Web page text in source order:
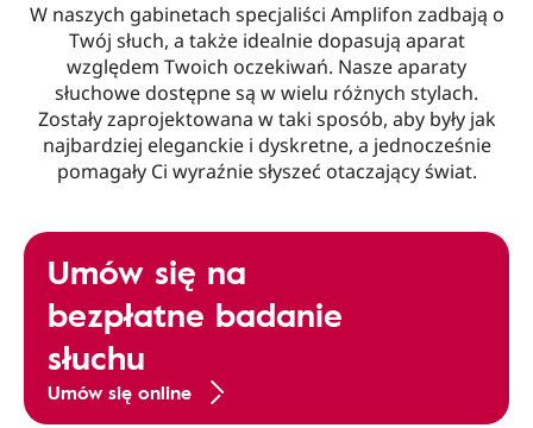
W naszych gabinetach specjaliści Amplifon zadbają o
Twój słuch, a także idealnie dopasują aparat
względem Twoich oczekiwań. Nasze aparaty
słuchowe dostępne są w wielu różnych stylach.
Zostały zaprojektowana w taki sposób, aby były jak
najbardziej eleganckie i dyskretne, a jednocześnie
pomagały Ci wyraźnie słyszeć otaczający świat.
Umów się na
bezpłatne badanie
słuchu
Umów się online